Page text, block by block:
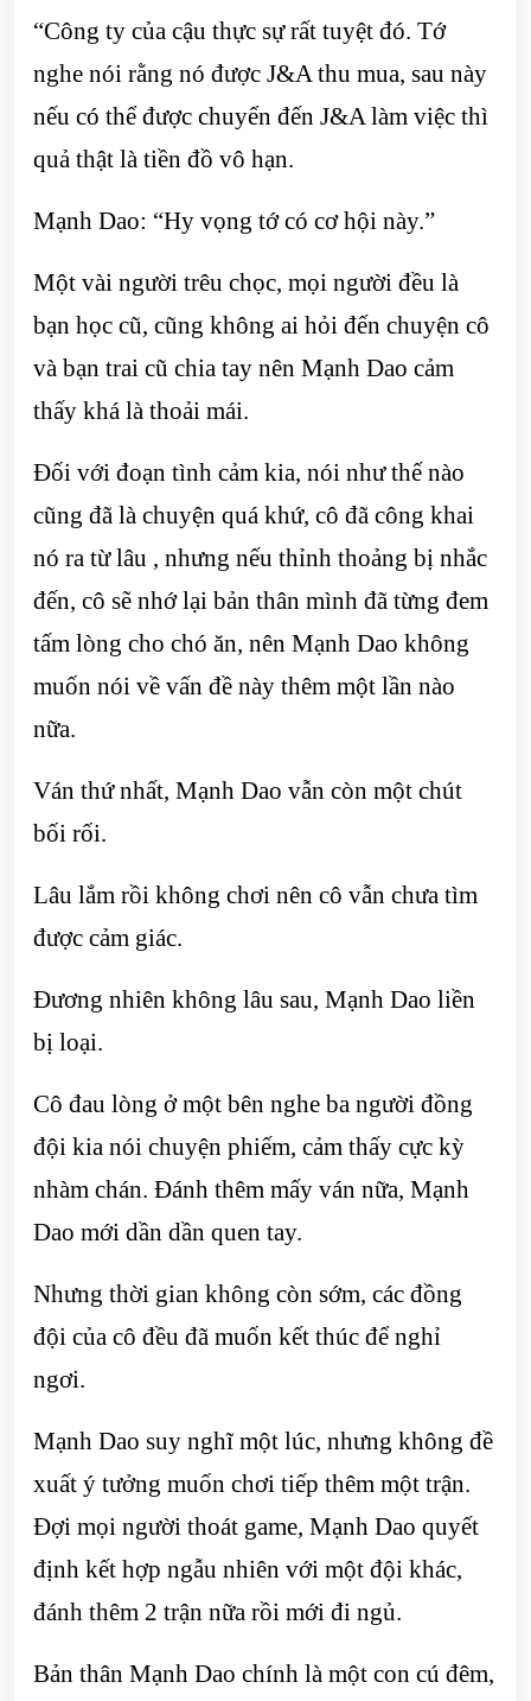
“Công ty của cậu thực sự rất tuyệt đó. Tớ
nghe nói rằng nó được J&A thu mua, sau này
nếu có thể được chuyển đến J&A làm việc thì
quả thật là tiền đồ vô hạn.
Mạnh Dao: “Hy vọng tớ có cơ hội này.”
Một vài người trêu chọc, mọi người đều là
bạn học cũ, cũng không ai hỏi đến chuyện cô
và bạn trai cũ chia tay nên Mạnh Dao cảm
thấy khá là thoải mái.
Đối với đoạn tình cảm kia, nói như thế nào
cũng đã là chuyện quá khứ, cô đã công khai
nó ra từ lâu , nhưng nếu thỉnh thoảng bị nhắc
đến, cô sẽ nhớ lại bản thân mình đã từng đem
tấm lòng cho chó ăn, nên Mạnh Dao không
muốn nói về vấn đề này thêm một lần nào
nữa.
Ván thứ nhất, Mạnh Dao vẫn còn một chút
bối rối.
Lâu lắm rồi không chơi nên cô vẫn chưa tìm
được cảm giác.
Đương nhiên không lâu sau, Mạnh Dao liền
bị loại.
Cô đau lòng ở một bên nghe ba người đồng
đội kia nói chuyện phiếm, cảm thấy cực kỳ
nhàm chán. Đánh thêm mấy ván nữa, Mạnh
Dao mới dần dần quen tay.
Nhưng thời gian không còn sớm, các đồng
đội của cô đều đã muốn kết thúc để nghỉ
ngơi.
Mạnh Dao suy nghĩ một lúc, nhưng không đề
xuất ý tưởng muốn chơi tiếp thêm một trận.
Đợi mọi người thoát game, Mạnh Dao quyết
định kết hợp ngẫu nhiên với một đội khác,
đánh thêm 2 trận nữa rồi mới đi ngủ.
Bản thân Mạnh Dao chính là một con cú đêm,